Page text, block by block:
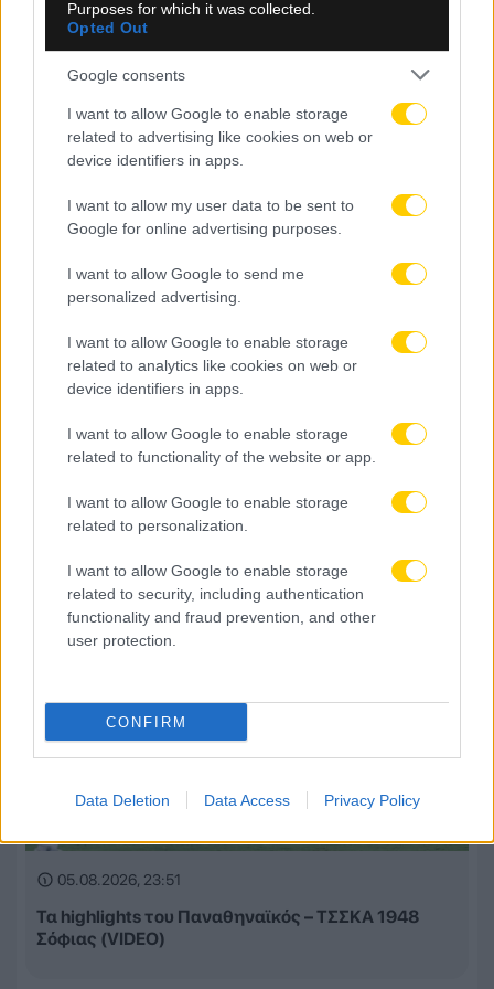
Purposes for which it was collected.
Opted Out
Google consents
I want to allow Google to enable storage
related to advertising like cookies on web or
device identifiers in apps.
I want to allow my user data to be sent to
Google for online advertising purposes.
I want to allow Google to send me
personalized advertising.
I want to allow Google to enable storage
related to analytics like cookies on web or
device identifiers in apps.
I want to allow Google to enable storage
related to functionality of the website or app.
I want to allow Google to enable storage
related to personalization.
I want to allow Google to enable storage
related to security, including authentication
functionality and fraud prevention, and other
user protection.
CONFIRM
Data Deletion Data Access Privacy Policy
06.08.2026, 09:30
Αναλυτικά οι αγώνες και τα κανάλια
05.08.2026, 23:51
Τα highlights του Παναθηναϊκός – ΤΣΣΚΑ 1948
Σόφιας (VIDEO)